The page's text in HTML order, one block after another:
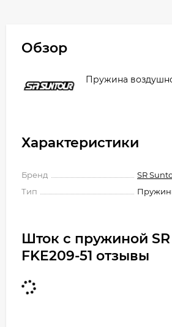
Обзор
Пружина
Характеристики
Бренд
SR
Тип
Шток с пружиной
FKE209-51 отзывы